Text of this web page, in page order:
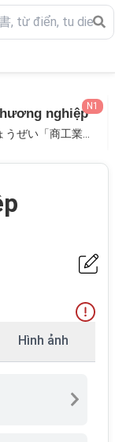
nghiệp
しょうこうぎょうぜい「商工業税」;
N1
Hình ảnh